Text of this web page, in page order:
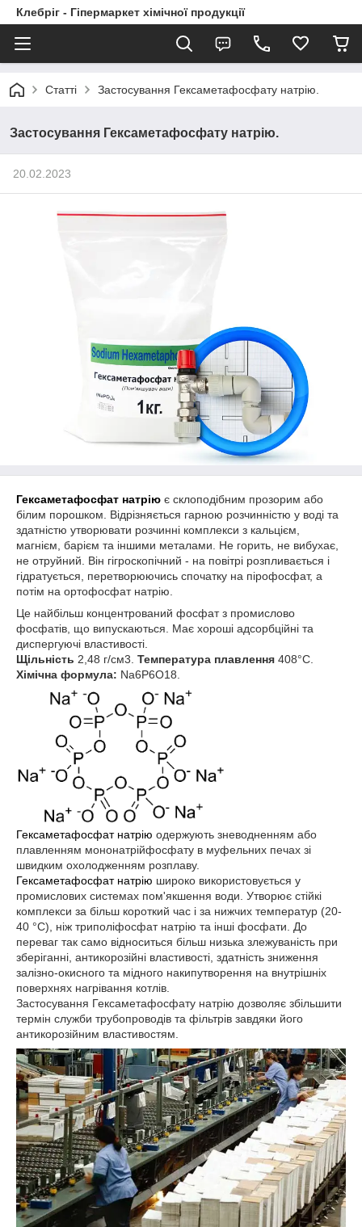
Клебріг - Гіпермаркет хімічної продукції
Статті Застосування Гексаметафосфату натрію.
Застосування Гексаметафосфату натрію.
20.02.2023
Гексаметафосфат натрію є склоподібним прозорим або
білим порошком. Відрізняється гарною розчинністю у воді та
здатністю утворювати розчинні комплекси з кальцієм,
магнієм, барієм та іншими металами. Не горить, не вибухає,
не отруйний. Він гігроскопічний - на повітрі розпливається і
гідратується, перетворюючись спочатку на пірофосфат, а
потім на ортофосфат натрію.
Це найбільш концентрований фосфат з промислово
фосфатів, що випускаються. Має хороші адсорбційні та
диспергуючі властивості.
Щільність 2,48 г/см3. Температура плавлення 408°С.
Хімічна формула: Na6P6O18.
Гексаметафосфат натрію одержують зневодненням або
плавленням мононатрійфосфату в муфельних печах зі
швидким охолодженням розплаву.
Гексаметафосфат натрію широко використовується у
промислових системах пом'якшення води. Утворює стійкі
комплекси за більш короткий час і за нижчих температур (20-
40 °C), ніж триполіфосфат натрію та інші фосфати. До
переваг так само відноситься більш низька злежуваність при
зберіганні, антикорозійні властивості, здатність зниження
залізно-окисного та мідного накипутворення на внутрішніх
поверхнях нагрівання котлів.
Застосування Гексаметафосфату натрію дозволяє збільшити
термін служби трубопроводів та фільтрів завдяки його
антикорозійним властивостям.